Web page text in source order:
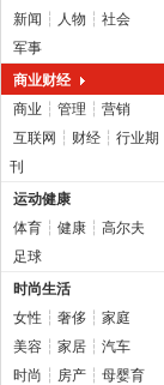
新闻 ┆ 人物 ┆ 社会
军事
商业财经
商业 ┆ 管理 ┆ 营销
互联网 ┆ 财经 ┆ 行业期
刊
运动健康
体育 ┆ 健康 ┆ 高尔夫
足球
时尚生活
女性 ┆ 奢侈 ┆ 家庭
美容 ┆ 家居 ┆ 汽车
时尚 ┆ 房产 ┆ 母婴育